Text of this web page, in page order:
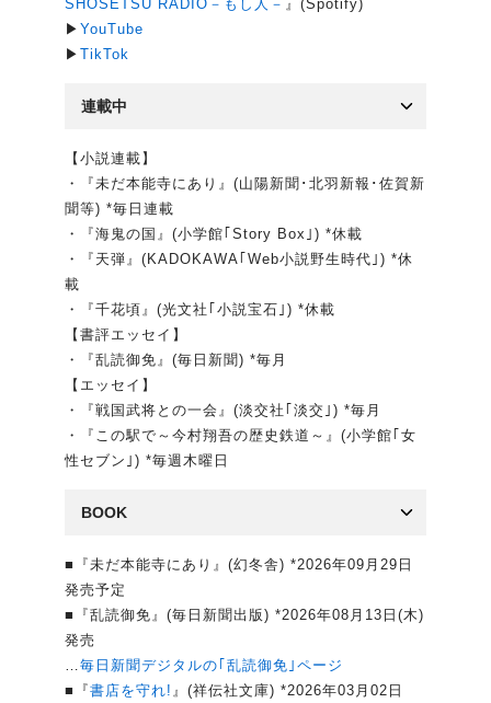
SHOSETSU RADIO－もし人－ 』(Spotify)
▶ YouTube
▶ TikTok
連載中
【小説連載】
・『未だ本能寺にあり』(山陽新聞･北羽新報･佐賀新
聞等) *毎日連載
・『海鬼の国』(小学館｢Story Box｣) *休載
・『天弾』(KADOKAWA｢Web小説野生時代｣) *休
載
・『千花頃』(光文社｢小説宝石｣) *休載
【書評エッセイ】
・『乱読御免』(毎日新聞) *毎月
【エッセイ】
・『戦国武将との一会』(淡交社｢淡交｣) *毎月
・『この駅で～今村翔吾の歴史鉄道～』(小学館｢女
性セブン｣) *毎週木曜日
BOOK
■『未だ本能寺にあり』(幻冬舎) *2026年09月29日
発売予定
■『乱読御免』(毎日新聞出版) *2026年08月13日(木)
発売
…毎日新聞デジタルの｢乱読御免｣ページ
■『書店を守れ! 』(祥伝社文庫) *2026年03月02日